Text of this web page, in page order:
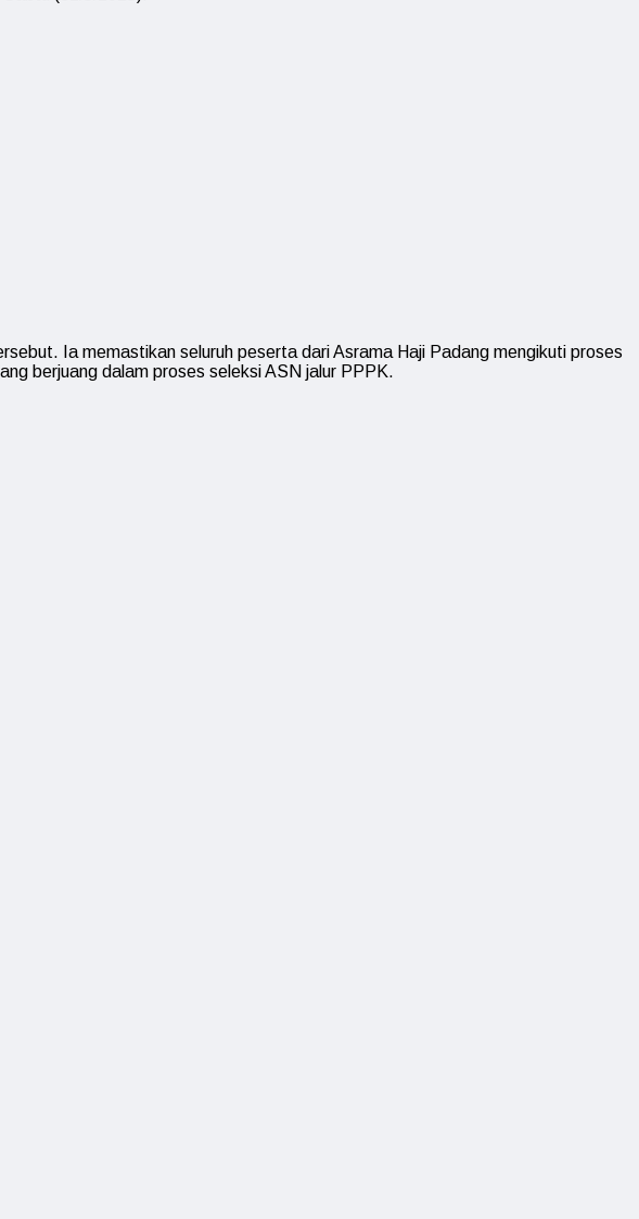
Ia memastikan seluruh peserta dari Asrama Haji Padang mengikuti proses
berjuang dalam proses seleksi ASN jalur PPPK.